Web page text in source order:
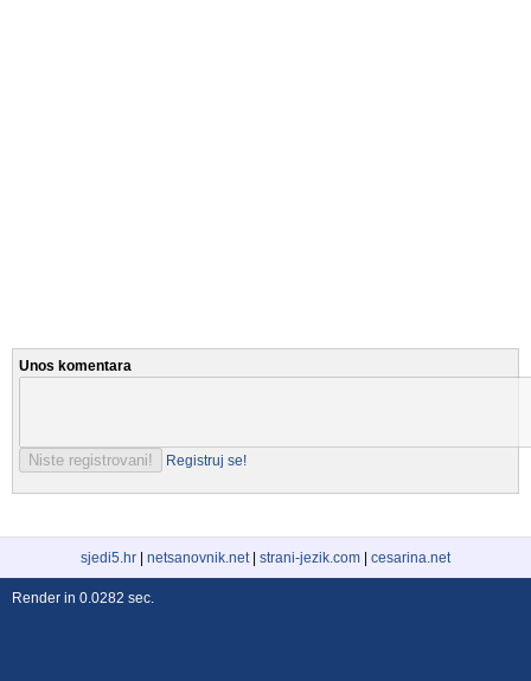
Unos komentara
Registruj se!
sjedi5.hr netsanovnik.net| strani-jezik.com cesarina.net
Render in 0.0282 sec.